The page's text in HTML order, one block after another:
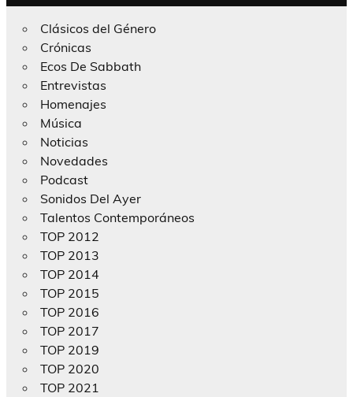
Clásicos del Género
Crónicas
Ecos De Sabbath
Entrevistas
Homenajes
Música
Noticias
Novedades
Podcast
Sonidos Del Ayer
Talentos Contemporáneos
TOP 2012
TOP 2013
TOP 2014
TOP 2015
TOP 2016
TOP 2017
TOP 2019
TOP 2020
TOP 2021